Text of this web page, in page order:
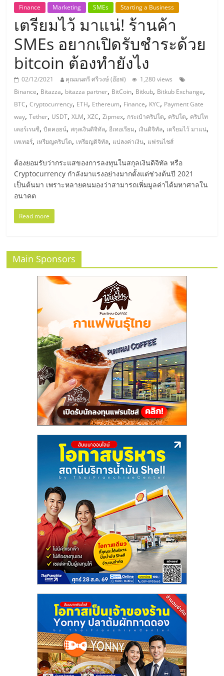
เอ
ส
เอ็
มอี
ไทย,
SMEs,
แฟ
รน
ไชส์,
ปรึกษา
แฟ
ไชส์,
รวม
แฟ
ไชส์
ขาย
แฟ
แฟ
Finance Marketing SMEs Starting a Business
เตรียมไว้ มาแน่! ร้านค้า
SMEs อยากเปิดรับชําระด้วย
bitcoin ต้องทำยังไง
02/12/2021 คุณมนตรี ศรีวงษ์ (อ๊อฟ)
1,280 views
Binance, Bitazza, bitazza partner, BitCoin, Bitkub, Bitkub Exchange,
BTC,Cryptocurrency, ETH, Ethereum, Finance, KYC, Payment Gate
way,Tether, USDT,XLM,XZC,Zipmex, กระเป๋าคริปโต, คริปโต, คริปโท
เคอร์เรนซี,บิตคอยน์, สกุลเงินดิจิทัล,อีเทอเรียม, เงินดิจิทัล, เตรียมไว้ มาแน่,
เทเทอร์, เหรียญคริปโต, เหรียญดิจิทัล, แปลงค่าเงิน, แฟรนไชส์
ต้องยอมรับว่ากระแสของการลงทุนในสกุลเงินดิจิทัล หรือ
Cryptocurrency กำลังมาแรงอย่างมากตั้งแต่ช่วงต้นปี 2021
เป็นต้นมา เพราะหลายคนมองว่าสามารถเพิ่มมูลค่าได้มหาศาลใน
อนาคต
Read more
Main Sponsors